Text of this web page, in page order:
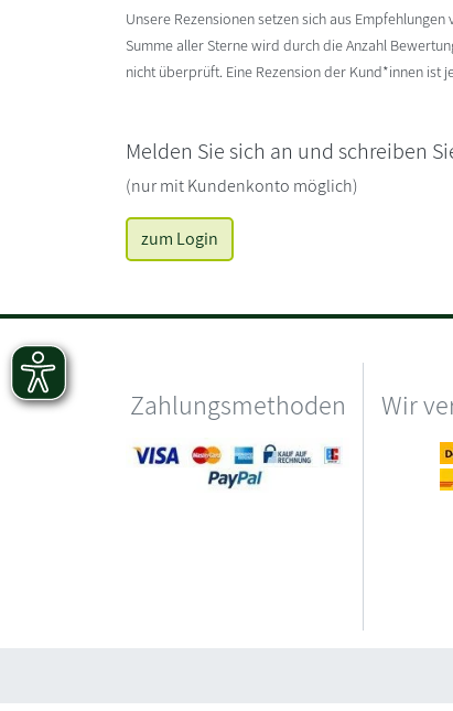
Unsere Rezensionen setzen sich aus
Summe aller Sterne wird durch die Anzahl
nicht überprüft. Eine Rezension der Kund*innen ist
Melden Sie sich an und schreiben
(nur mit Kundenkonto möglich)
zum Login
Zahlungsmethoden Wir